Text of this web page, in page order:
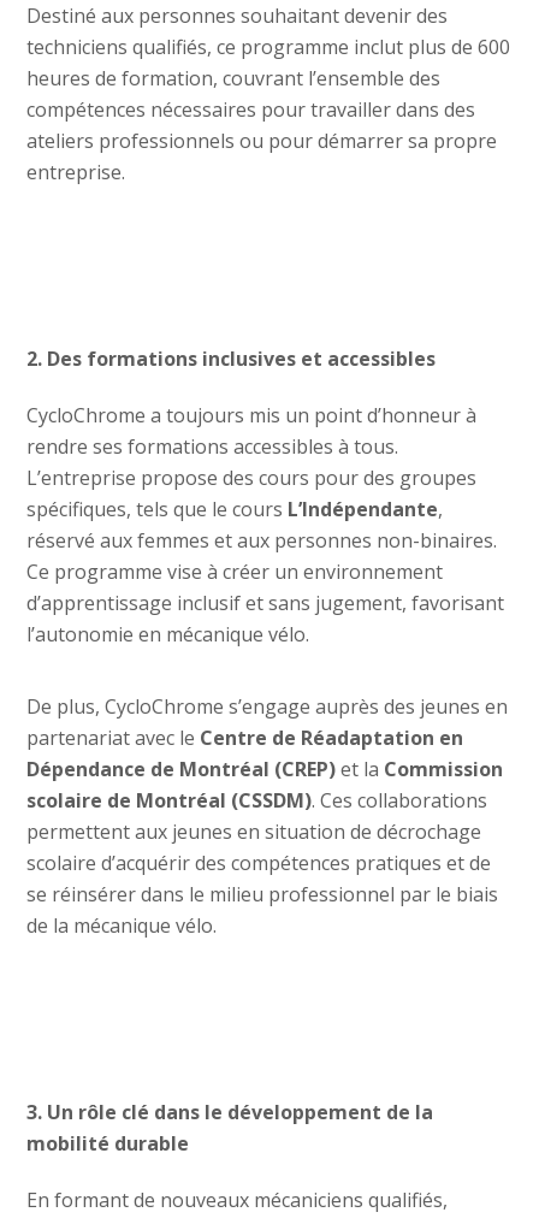
Destiné aux personnes souhaitant devenir des
techniciens qualifiés, ce programme inclut plus de 600
heures de formation, couvrant l’ensemble des
compétences nécessaires pour travailler dans des
ateliers professionnels ou pour démarrer sa propre
entreprise.
2. Des formations inclusives et accessibles
CycloChrome a toujours mis un point d’honneur à
rendre ses formations accessibles à tous.
L’entreprise propose des cours pour des groupes
spécifiques, tels que le cours L’Indépendante,
réservé aux femmes et aux personnes non-binaires.
Ce programme vise à créer un environnement
d’apprentissage inclusif et sans jugement, favorisant
l’autonomie en mécanique vélo.
De plus, CycloChrome s’engage auprès des jeunes en
partenariat avec le Centre de Réadaptation en
Dépendance de Montréal (CREP)et la Commission
scolaire de Montréal (CSSDM). Ces collaborations
permettent aux jeunes en situation de décrochage
scolaire d’acquérir des compétences pratiques et de
se réinsérer dans le milieu professionnel par le biais
de la mécanique vélo.
3. Un rôle clé dans le développement de la
mobilité durable
En formant de nouveaux mécaniciens qualifiés,